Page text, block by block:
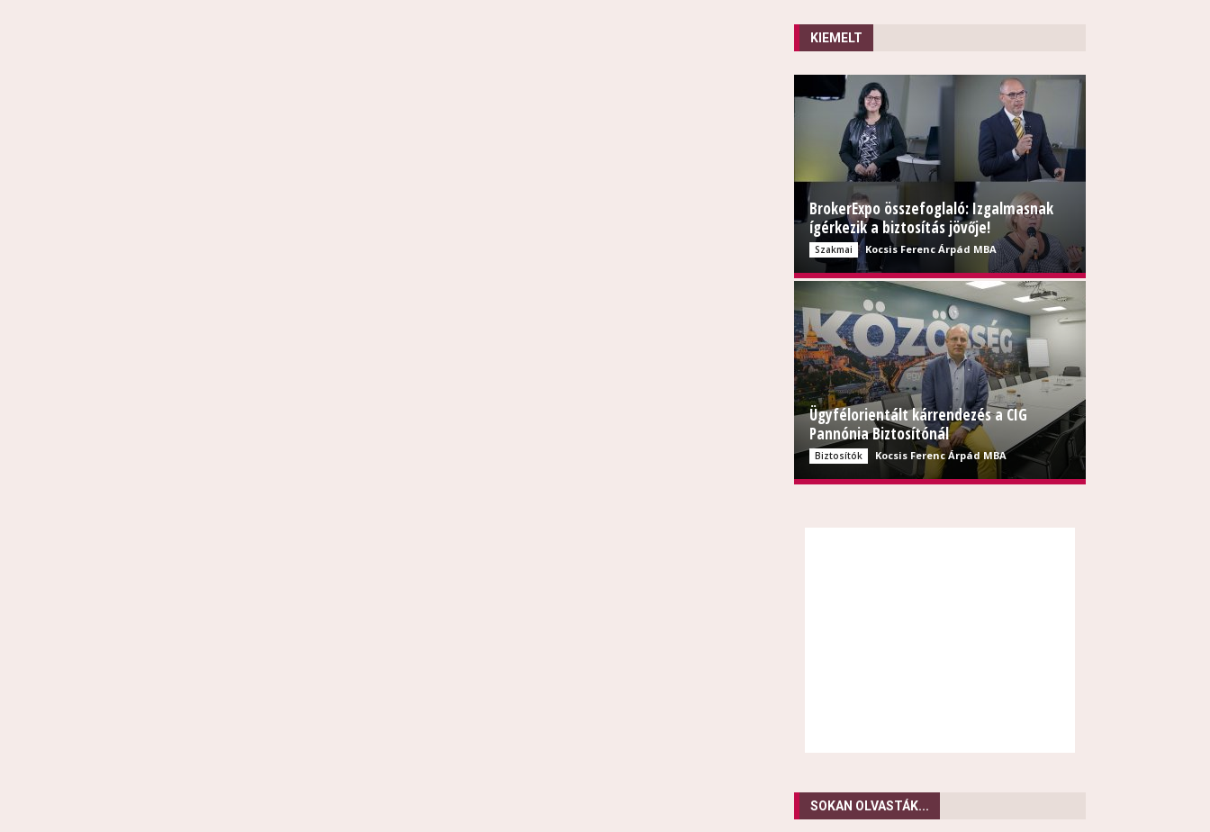
KIEMELT
BrokerExpo összefoglaló: Izgalmasnak
ígérkezik a biztosítás jövője!
Szakmai Kocsis Ferenc Árpád MBA
Ügyfélorientált kárrendezés a CIG
Pannónia Biztosítónál
Biztosítók Kocsis Ferenc Árpád MBA
SOKAN OLVASTÁK...